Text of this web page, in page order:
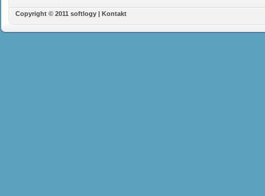
Copyright © 2011 softlogy | Kontakt